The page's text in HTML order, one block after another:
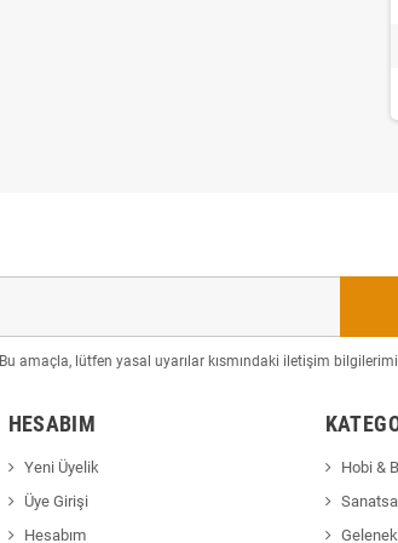
amaçla, lütfen yasal uyarılar kısmındaki iletişim
HESABIM
Yeni Üyelik
Üye Girişi
Hesabım
Hobi &